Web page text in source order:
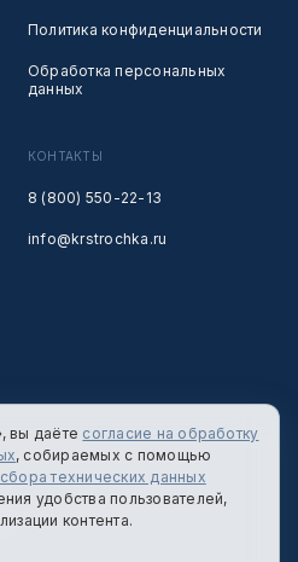
Политика конфиденциальности
Обработка персональных
данных
КОНТАКТЫ
8 (800) 550-22-13
info@krstrochka.ru
вы даёте согласие на обработку
, собираемых с помощью
технических данных
удобства пользователей,
контента.